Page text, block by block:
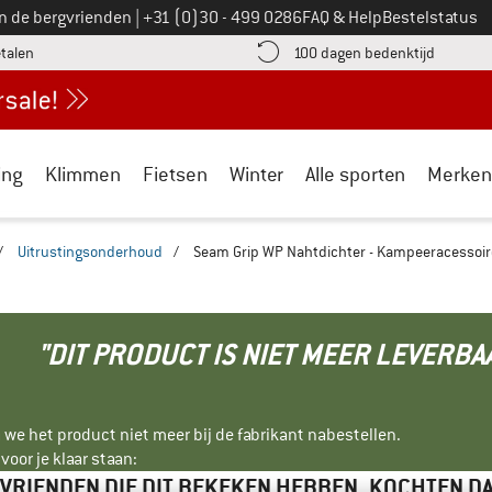
de bergvrienden Bel ons op
+31 (0)30 - 499 0286FAQ & HelpBestelstatus
vind de betalingsinformatie hier! Opent in een infovak
100 dagen bedenktijd Vind
Klimmen Fietsen Winter Alle sporten Merken
Uitrustingsonderhoud / Seam Grip WP Nahtdichter -
"DIT PRODUCT IS NIET MEER
het product niet meer bij de fabrikant nabestellen.
je klaar staan: